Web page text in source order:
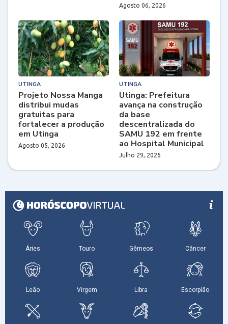
Agosto 06, 2026
UTINGA
Projeto Nossa Manga
distribui mudas
gratuitas para
fortalecer a produção
em Utinga
Agosto 05, 2026
UTINGA
Utinga: Prefeitura
avança na construção
da base
descentralizada do
SAMU 192 em frente
ao Hospital Municipal
Julho 29, 2026